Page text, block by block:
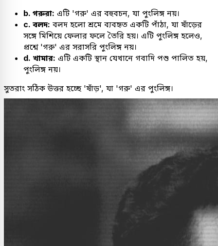
b. গরুরা: এটি 'গরু' এর বহুবচন, যা পুংলিঙ্গ নয়।
c. বলদ: বলদ হলো শ্ৰমে ব্যবহৃত একটি পাঁঠা, যা ষাঁড়ের
সঙ্গে মিশিয়ে ফেলার ফলে তৈরি হয়। এটি পুংলিঙ্গ হলেও,
প্রশ্নে 'গরু' এর সরাসরি পুংলিঙ্গ নয়।
d. খামার: এটি একটি স্থান যেখানে গবাদি পশু পালিত হয়,
পুংলিঙ্গ নয়।
সুতরাং সঠিক উত্তর হচ্ছে 'ষাঁড়', যা 'গরু' এর পুংলিঙ্গ।